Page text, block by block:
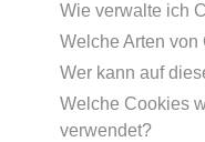
Wie verwalte ich
Welche Arten
Wer kann auf
Welche Cookies
verwendet?